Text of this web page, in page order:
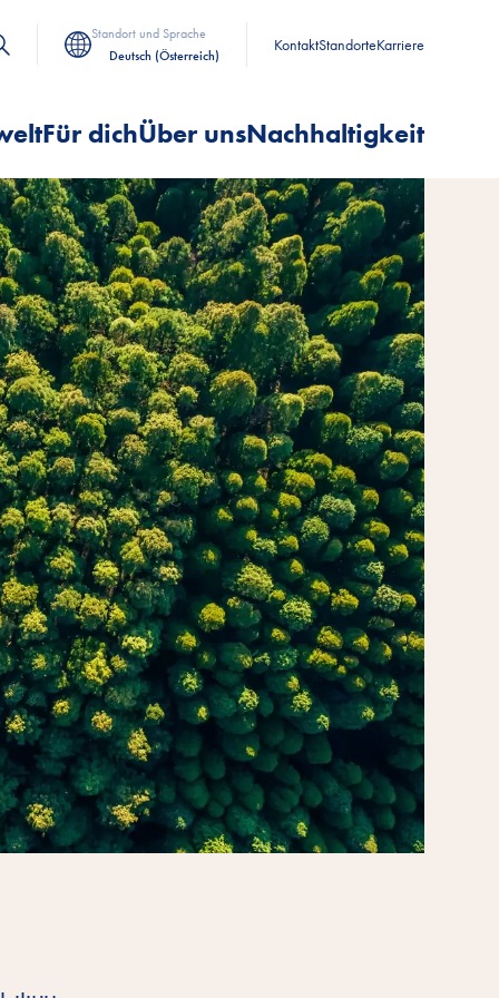
Standort und Sprache
Deutsch (Österreich)
KontaktStandorteKarriere
Für dichÜber unsNachhaltigkeit